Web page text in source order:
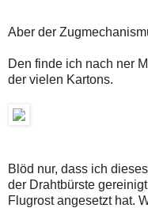
Aber der
Den finde ich nach ner
der vielen Kartons.
Blöd nur, dass ich
der Drahtbürste
Flugrost angesetzt hat.